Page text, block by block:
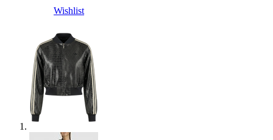
Wishlist